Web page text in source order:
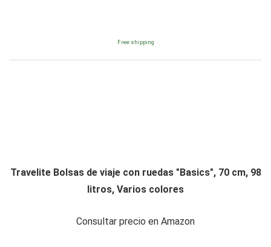
Free shipping
Travelite Bolsas de viaje con ruedas "Basics", 70 cm, 98
litros, Varios colores
Consultar precio en Amazon